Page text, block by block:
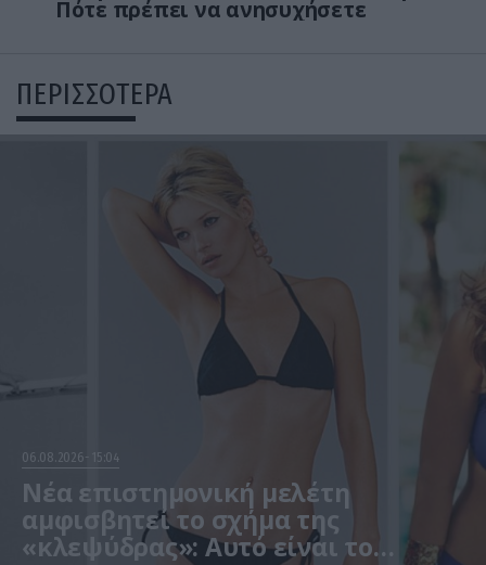
Πότε πρέπει να ανησυχήσετε
ΠΕΡΙΣΣΟΤΕΡΑ
06.08.2026 15:04
Νέα επιστημονική μελέτη
αμφισβητεί το σχήμα της
«κλεψύδρας»: Αυτό είναι το